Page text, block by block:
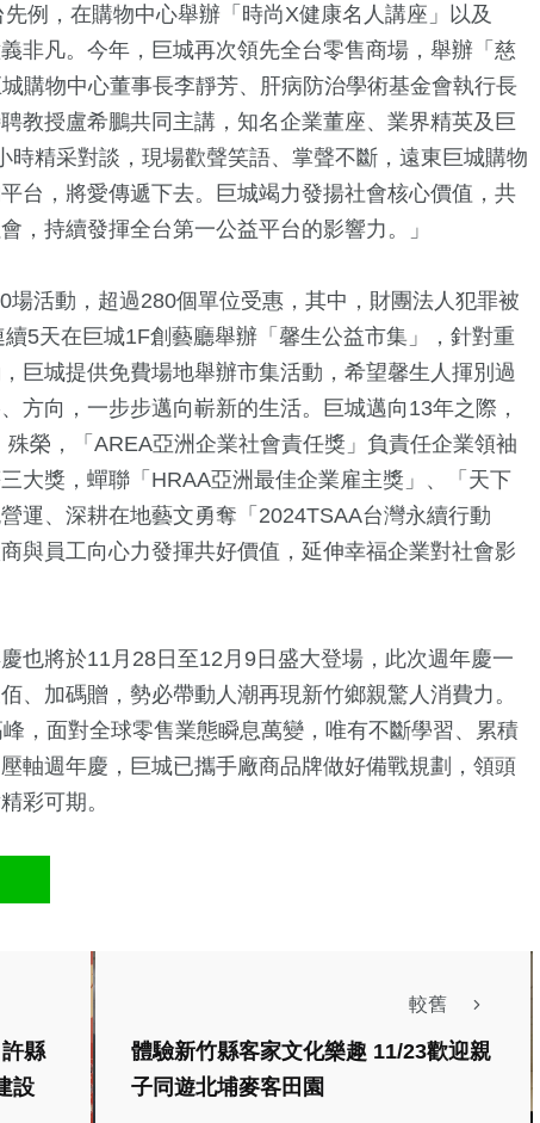
例，在購物中心舉辦「時尚X健康名人講座」以及
非凡。今年，巨城再次領先全台零售商場，舉辦「慈
購物中心董事長李靜芳、肝病防治學術基金會執行長
教授盧希鵬共同主講，知名企業董座、業界精英及巨
時精采對談，現場歡聲笑語、掌聲不斷，遠東巨城購物
台，將愛傳遞下去。巨城竭力發揚社會核心價值，共
，持續發揮全台第一公益平台的影響力。」
場活動，超過280個單位受惠，其中，財團法人犯罪被
5天在巨城1F創藝廳舉辦「馨生公益市集」，針對重
巨城提供免費場地舉辦市集活動，希望馨生人揮別過
方向，一步步邁向嶄新的生活。巨城邁向13年之際，
榮，「AREA亞洲企業社會責任獎」負責任企業領袖
大獎，蟬聯「HRAA亞洲最佳企業雇主獎」、「天下
運、深耕在地藝文勇奪「2024TSAA台灣永續行動
與員工向心力發揮共好價值，延伸幸福企業對社會影
也將於11月28日至12月9日盛大登場，此次週年慶一
、加碼贈，勢必帶動人潮再現新竹鄉親驚人消費力。
，面對全球零售業態瞬息萬變，唯有不斷學習、累積
軸週年慶，巨城已攜手廠商品牌做好備戰規劃，領頭
彩可期。
縣
設
較舊
體驗新竹縣客家文化樂趣 11/23歡迎親
子同遊北埔麥客田園
38+
影視
97+
運動